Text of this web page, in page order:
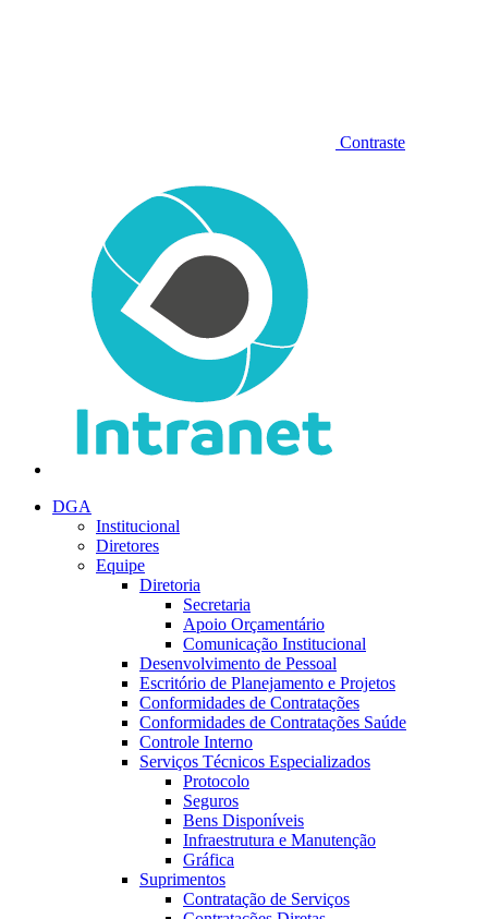
Contraste
DGA
Institucional
Diretores
Equipe
Diretoria
Secretaria
Apoio Orçamentário
Comunicação Institucional
Desenvolvimento de Pessoal
Escritório de Planejamento e Projetos
Conformidades de Contratações
Conformidades de Contratações Saúde
Controle Interno
Serviços Técnicos Especializados
Protocolo
Seguros
Bens Disponíveis
Infraestrutura e Manutenção
Gráfica
Suprimentos
Contratação de Serviços